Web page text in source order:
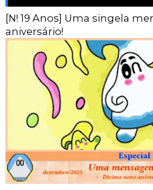
[N! 19 Anos] Uma singela
aniversário!